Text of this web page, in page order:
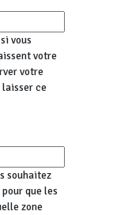
vous
votre
votre
laisser ce
souhaitez
que les
zone